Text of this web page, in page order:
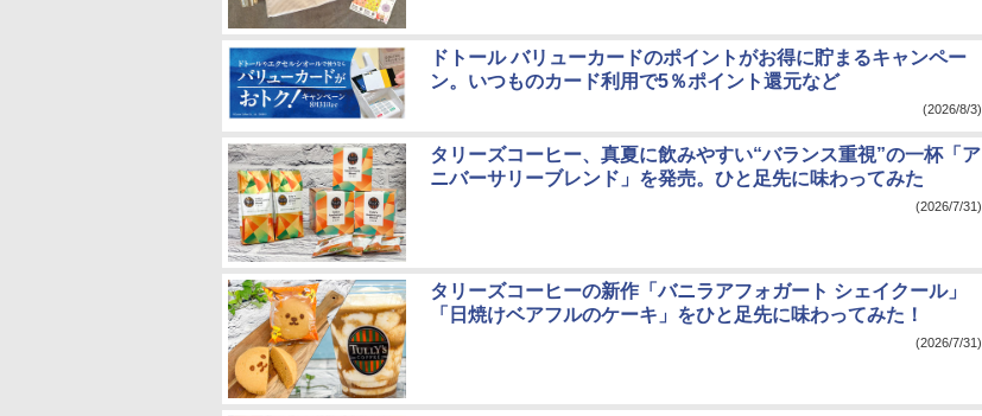
ドトール バリューカードのポイントがお得に貯まるキャンペー
ン。いつものカード利用で5％ポイント還元など
(2026/8/3)
タリーズコーヒー、真夏に飲みやすい“バランス重視”の一杯「ア
ニバーサリーブレンド」を発売。ひと足先に味わってみた
(2026/7/31)
タリーズコーヒーの新作「バニラアフォガート シェイクール」
「日焼けベアフルのケーキ」をひと足先に味わってみた！
(2026/7/31)